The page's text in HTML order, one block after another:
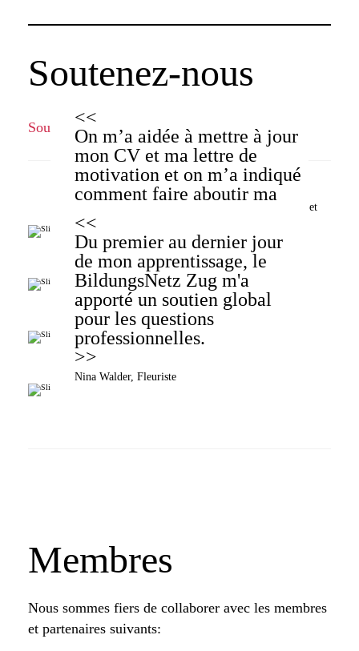
Soutenez-nous
Soutenir maintenant En savoir plus
Il m’a motivé à faire ce qui
me rend heureux et me fait
avancer dans la vie.
David Bachetti, Stagiaire Chef de projet Marketing et
communication
On m’a aidée à mettre à jour
mon CV et ma lettre de
motivation et on m’a indiqué
comment faire aboutir ma
un entretien d’embauche.
Giada Pezzoli,Apprentie de commerce CFC
Grâce à BildungsNetz Zug,
j'ai pu trouver un travail une
fois mon diplôme en poche.
Nicola Hausheer
Du premier au dernier jour
de mon apprentissage, le
BildungsNetz Zug m'a
apporté un soutien global
pour les questions
professionnelles.
Nina Walder, Fleuriste
Membres
Nous sommes fiers de collaborer avec les membres
et partenaires suivants: